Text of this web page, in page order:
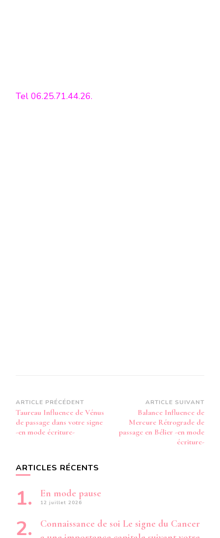
Tel 06.25.71.44.26.
Navigation
d’article
ARTICLE PRÉCÉDENT
Taureau Influence de Vénus
de passage dans votre signe
-en mode écriture-
ARTICLE SUIVANT
Balance Influence de
Mercure Rétrograde de
passage en Bélier -en mode
écriture-
ARTICLES RÉCENTS
En mode pause
12 juillet 2026
Connaissance de soi Le signe du Cancer